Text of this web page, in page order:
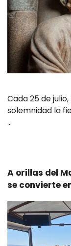
Cada 25 de
solemnidad la
…
A orillas del
se convierte